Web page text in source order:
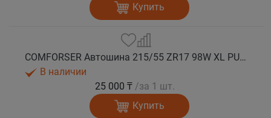
Купить
COMFORSER Автошина 215/55 ZR17 98W XL PURESPEED лето
В наличии
25 000 ₸ /за 1 шт.
Купить